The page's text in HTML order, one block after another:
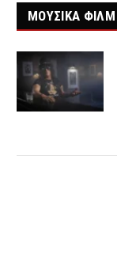
ΜΟΥΣΙΚΑ ΦΙΛΜ